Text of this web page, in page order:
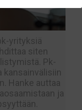
yrityksiä
siten
Pk-
kansainvälisiin
Hanke auttaa
ja